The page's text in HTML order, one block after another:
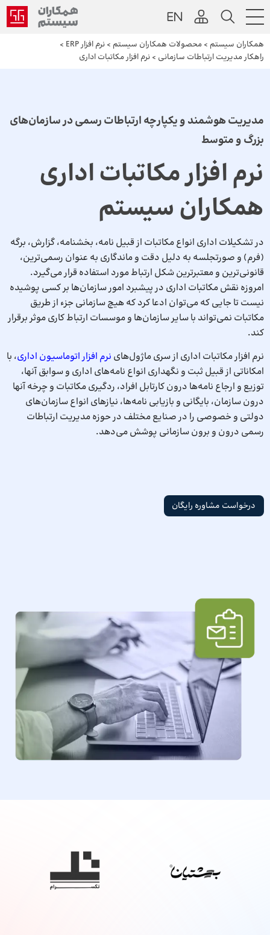
همکاران سیستم > محصولات همکاران سیستم > نرم افزار ERP
>
راهکار مدیریت ارتباطات سازمانی > نرم افزار مکاتبات اداری
مدیریت هوشمند و یکپارچه ارتباطات رسمی در سازمان‌های
بزرگ و متوسط
نرم افزار مکاتبات اداری
همکاران سیستم
در تشکیلات اداری انواع مکاتبات از قبیل نامه، بخشنامه، گزارش، برگه
(فرم) و صورتجلسه به دلیل دقت و ماندگاری به عنوان رسمی‌ترین،
قانونی‌ترین و معتبرترین شکل ارتباط مورد استفاده قرار می‌گیرد.
امروزه نقش مکاتبات اداری در پیشبرد امور سازمان‌ها بر کسی پوشیده
نیست تا جایی که می‌توان ادعا کرد که هیچ سازمانی جزء از طریق
مکاتبات نمی‌تواند با سایر سازمان‌ها و موسسات ارتباط کاری موثر برقرار
کند.
نرم افزار مکاتبات اداری از سری ماژول‌های نرم افزار اتوماسیون اداری، با
امکاناتی از قبیل ثبت و نگهداری انواع نامه‌های اداری و سوابق آنها،
توزیع و ارجاع نامه‌ها درون کارتابل افراد، ردگیری مکاتبات و چرخه آنها
درون سازمان، بایگانی و بازیابی نامه‌ها، نیازهای انواع سازمان‌های
دولتی و خصوصی را در صنایع مختلف در حوزه مدیریت ارتباطات
رسمی درون و برون سازمانی پوشش می‌دهد.
درخواست مشاوره رایگان